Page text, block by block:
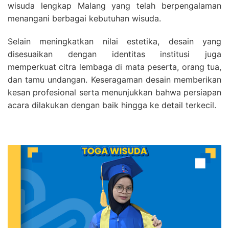
wisuda lengkap Malang yang telah berpengalaman
menangani berbagai kebutuhan wisuda.
Selain meningkatkan nilai estetika, desain yang
disesuaikan dengan identitas institusi juga
memperkuat citra lembaga di mata peserta, orang tua,
dan tamu undangan. Keseragaman desain memberikan
kesan profesional serta menunjukkan bahwa persiapan
acara dilakukan dengan baik hingga ke detail terkecil.